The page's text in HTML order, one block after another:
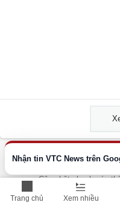
Trang chủ Xem nhiều
Nhận tin VTC News trên
Cập nhật nhanh các